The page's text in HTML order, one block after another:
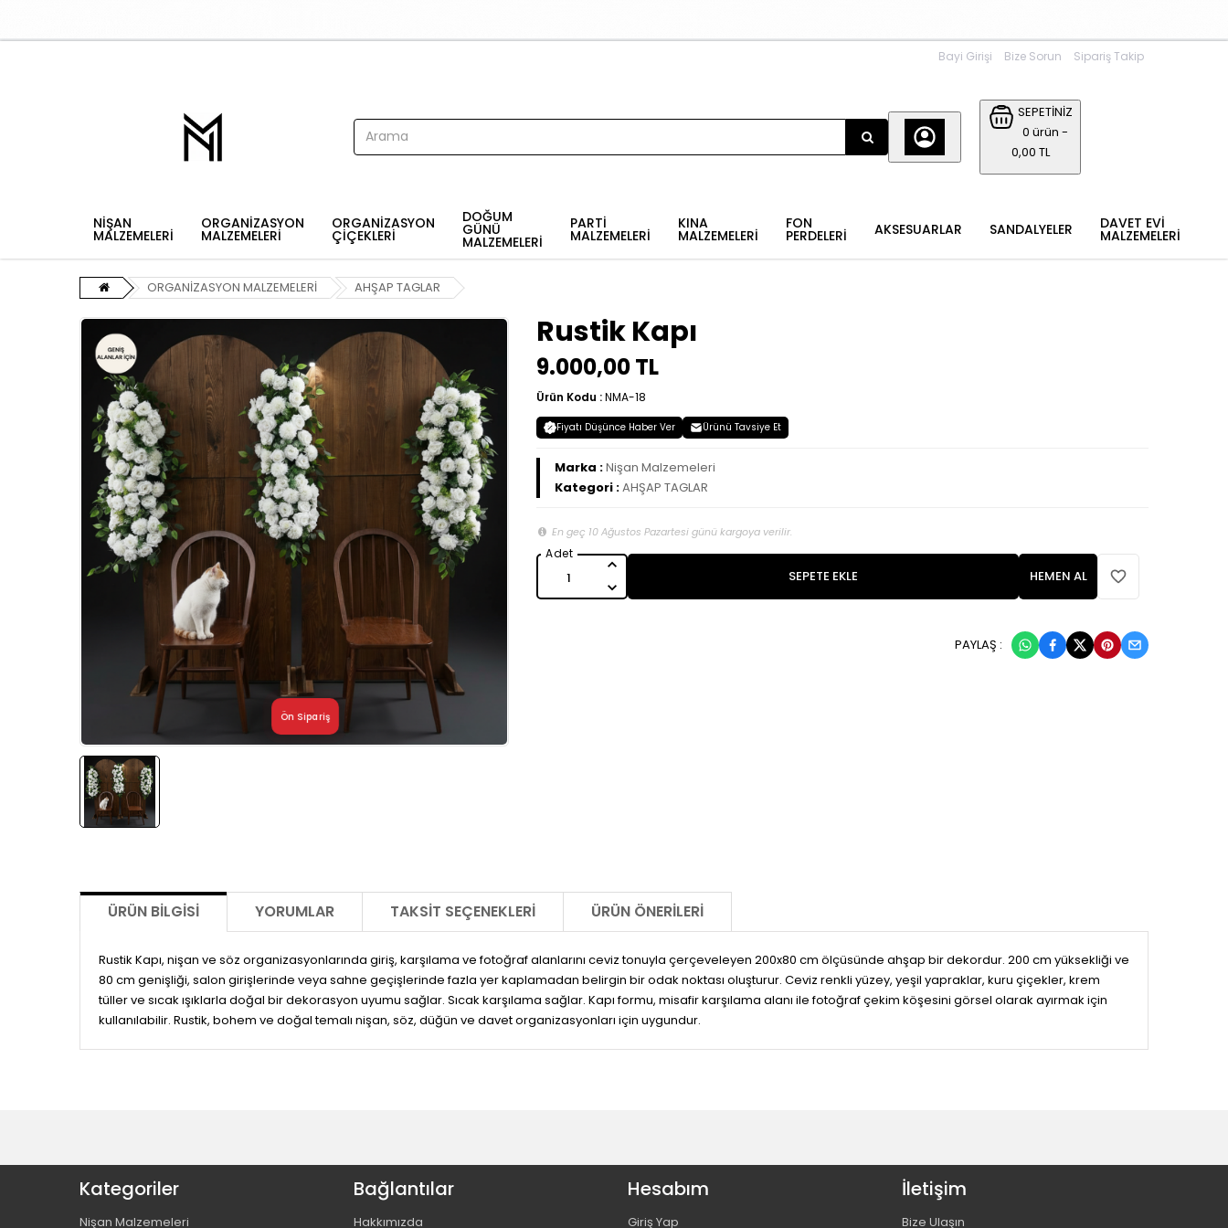
Bayi Girişi Bize Sorun Sipariş Takip
SEPETİNİZ
0 ürün -
0,00 TL
NİŞAN
MALZEMELERİ
ORGANİZASYON
MALZEMELERİ
ORGANİZASYON
ÇİÇEKLERİ
DOĞUM
GÜNÜ
MALZEMELERİ
PARTİ
MALZEMELERİ
KINA
MALZEMELERİ
FON
PERDELERİ AKSESUARLAR SANDALYELER DAVET EVİ
MALZEMELERİ
ORGANİZASYON MALZEMELERİ AHŞAP TAGLAR
Rustik Kapı
9.000,00 TL
Ürün Kodu :NMA-18
Fiyatı Düşünce Haber Ver Ürünü Tavsiye Et
Marka :Nişan Malzemeleri
Kategori :AHŞAP TAGLAR
En geç 10 Ağustos Pazartesi günü kargoya verilir.
SEPETE EKLE HEMEN AL
PAYLAŞ :
ÜRÜN BILGISI YORUMLAR TAKSIT SEÇENEKLERI ÜRÜN ÖNERILERI
Rustik Kapı, nişan ve söz organizasyonlarında giriş, karşılama ve fotoğraf alanlarını ceviz tonuyla çerçeveleyen 200x80 cm ölçüsünde ahşap bir dekordur. 200 cm yüksekliği ve
80 cm genişliği, salon girişlerinde veya sahne geçişlerinde fazla yer kaplamadan belirgin bir odak noktası oluşturur. Ceviz renkli yüzey, yeşil yapraklar, kuru çiçekler, krem
tüller ve sıcak ışıklarla doğal bir dekorasyon uyumu sağlar. Sıcak karşılama sağlar. Kapı formu, misafir karşılama alanı ile fotoğraf çekim köşesini görsel olarak ayırmak için
kullanılabilir. Rustik, bohem ve doğal temalı nişan, söz, düğün ve davet organizasyonları için uygundur.
Kategoriler
Nişan Malzemeleri
Bağlantılar
Hakkımızda
Hesabım
Giriş Yap
İletişim
Bize Ulaşın